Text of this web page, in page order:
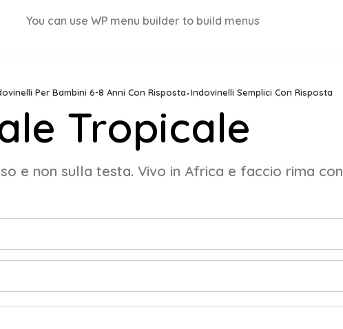
You can use WP menu builder to build menus
Per Bambini 6-8 Anni Con Risposta Indovinelli Semplici Con Risposta
Tropicale
e non sulla testa. Vivo in Africa e faccio rima con